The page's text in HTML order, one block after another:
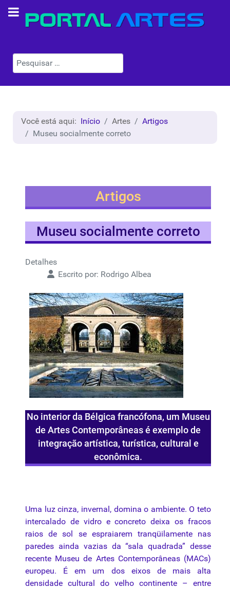
Pesquisar
Você está aqui: Início Artes
Artigos
Museu socialmente correto
Artigos
Museu socialmente correto
Detalhes
Escrito por: Rodrigo Albea
No interior da Bélgica francófona, um Museu
de Artes Contemporâneas é exemplo de
integração artística, turística, cultural e
econômica.
Uma luzcinza, invernal, domina o ambiente. O teto
intercalado de vidro e concreto deixa os fracos
raios de sol se espraiarem tranqüilamente nas
paredes ainda vazias da “sala quadrada” desse
recente Museu de Artes Contemporâneas (MACs)
europeu. É em um dos eixos de mais alta
densidade cultural do velho continente – entre